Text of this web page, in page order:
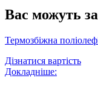
Вас можуть
Термозбіжна
Дізнатися вартість
Докладніше: